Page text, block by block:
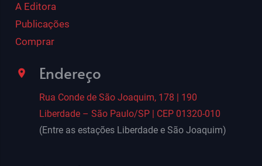
A Editora
Publicações
Comprar
room Endereço
Rua Conde de São Joaquim, 178 | 190
Liberdade – São Paulo/SP | CEP 01320-010
(Entre as estações Liberdade e São Joaquim)